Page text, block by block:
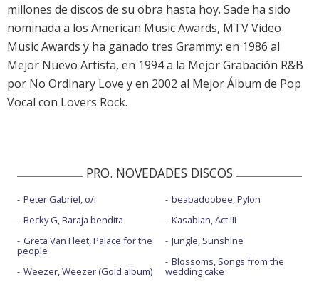
millones de discos de su obra hasta hoy. Sade ha sido
nominada a los American Music Awards, MTV Video
Music Awards y ha ganado tres Grammy: en 1986 al
Mejor Nuevo Artista, en 1994 a la Mejor Grabación R&B
por No Ordinary Love y en 2002 al Mejor Álbum de Pop
Vocal con Lovers Rock.
PRO. NOVEDADES DISCOS
Peter Gabriel, o/i
Becky G, Baraja bendita
Greta Van Fleet, Palace for the
people
Weezer, Weezer (Gold album)
beabadoobee, Pylon
Kasabian, Act III
Jungle, Sunshine
Blossoms, Songs from the
wedding cake